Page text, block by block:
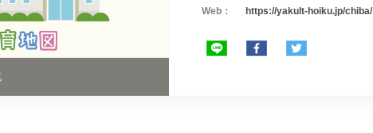
Web：
https://yakult-hoiku.jp/chiba/